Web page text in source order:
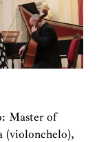
Master of
(violonchelo),